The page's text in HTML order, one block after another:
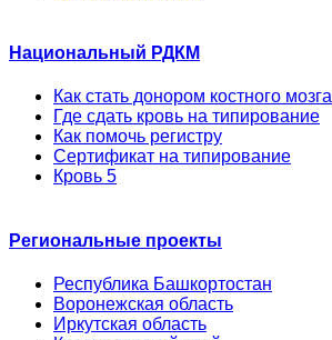
Национальный РДКМ
Как стать донором костного мозга
Где сдать кровь на типирование
Как помочь регистру
Сертификат на типирование
Кровь 5
Региональные проекты
Республика Башкортостан
Воронежская область
Иркутская область